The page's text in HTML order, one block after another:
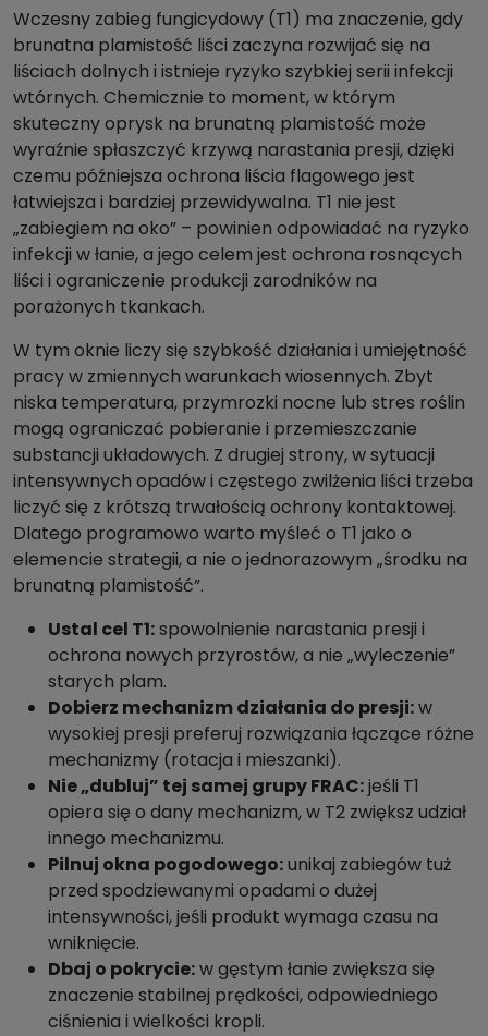
Wczesny zabieg fungicydowy (T1) ma znaczenie, gdy
brunatna plamistość liści zaczyna rozwijać się na
liściach dolnych i istnieje ryzyko szybkiej serii infekcji
wtórnych. Chemicznie to moment, w którym
skuteczny oprysk na brunatną plamistość może
wyraźnie spłaszczyć krzywą narastania presji, dzięki
czemu późniejsza ochrona liścia flagowego jest
łatwiejsza i bardziej przewidywalna. T1 nie jest
„zabiegiem na oko” – powinien odpowiadać na ryzyko
infekcji w łanie, a jego celem jest ochrona rosnących
liści i ograniczenie produkcji zarodników na
porażonych tkankach.
W tym oknie liczy się szybkość działania i umiejętność
pracy w zmiennych warunkach wiosennych. Zbyt
niska temperatura, przymrozki nocne lub stres roślin
mogą ograniczać pobieranie i przemieszczanie
substancji układowych. Z drugiej strony, w sytuacji
intensywnych opadów i częstego zwilżenia liści trzeba
liczyć się z krótszą trwałością ochrony kontaktowej.
Dlatego programowo warto myśleć o T1 jako o
elemencie strategii, a nie o jednorazowym „środku na
brunatną plamistość”.
Ustal cel T1:spowolnienie narastania presji i
ochrona nowych przyrostów, a nie „wyleczenie”
starych plam.
Dobierz mechanizm działania do presji:w
wysokiej presji preferuj rozwiązania łączące różne
mechanizmy (rotacja i mieszanki).
Nie „dubluj” tej samej grupy FRAC:jeśli T1
opiera się o dany mechanizm, w T2 zwiększ udział
innego mechanizmu.
Pilnuj okna pogodowego:unikaj zabiegów tuż
przed spodziewanymi opadami o dużej
intensywności, jeśli produkt wymaga czasu na
wniknięcie.
Dbaj o pokrycie:w gęstym łanie zwiększa się
znaczenie stabilnej prędkości, odpowiedniego
ciśnienia i wielkości kropli.